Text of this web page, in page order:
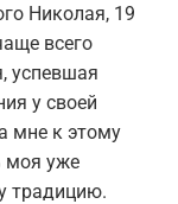
Николая, 19
всего
успевшая
у своей
мне к этому
моя уже
традицию.